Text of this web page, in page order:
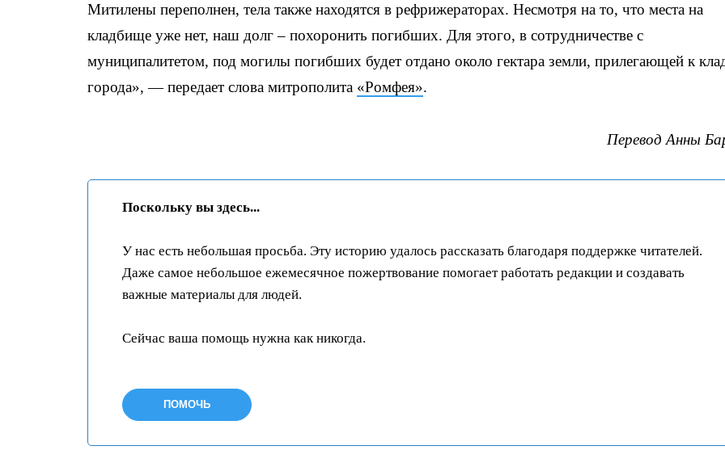
Митилены переполнен, тела также находятся в рефрижераторах. Несмотря на то, что места на
кладбище уже нет, наш долг – похоронить погибших. Для этого, в сотрудничестве с
муниципалитетом, под могилы погибших будет отдано около гектара земли, прилегающей к
города», — передает слова митрополита «Ромфея».
Перевод Анны
Поскольку вы здесь...
У нас есть небольшая просьба. Эту историю удалось рассказать благодаря поддержке читателей.
Даже самое небольшое ежемесячное пожертвование помогает работать редакции и создавать
важные материалы для людей.
Сейчас ваша помощь нужна как никогда.
ПОМОЧЬ